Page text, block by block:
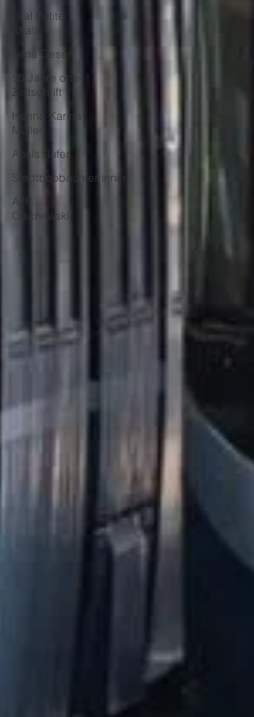
Bilal Petite
Khatir
Lena Geser
50 Jahre orte-
Zeitschrift
Hanna-Karina
Müller
Anaïs Rufer
Stadtbeobachter:innen
A. P.
Olschewski